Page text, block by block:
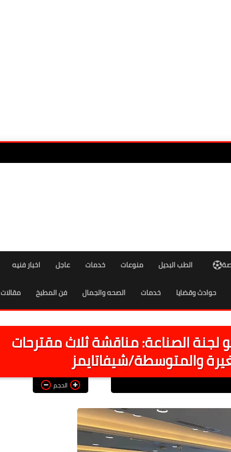
الطب البديل منوعات خدمات عاجل اخبار فنيه
حوادث وقضايا خدمات الصحه والجمال فن المطبخ مقالات
الصناعة: مناقشة ثلاث مقترحات
والمتوسطة/شيفاتايمز
الحجم